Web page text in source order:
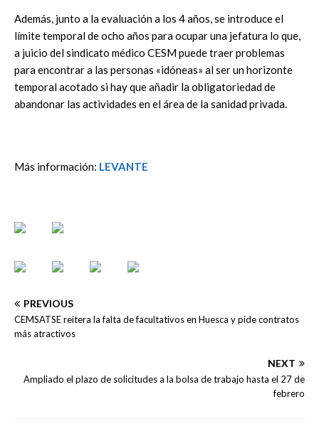
Además, junto a la evaluación a los 4 años, se introduce el
límite temporal de ocho años para ocupar una jefatura lo que,
a juicio del sindicato médico CESM puede traer problemas
para encontrar a las personas «idóneas» al ser un horizonte
temporal acotado si hay que añadir la obligatoriedad de
abandonar las actividades en el área de la sanidad privada.
Más información: LEVANTE
PREVIOUS
CEMSATSE reitera la falta de facultativos en Huesca y pide contratos
más atractivos
NEXT
Ampliado el plazo de solicitudes a la bolsa de trabajo hasta el 27 de
febrero